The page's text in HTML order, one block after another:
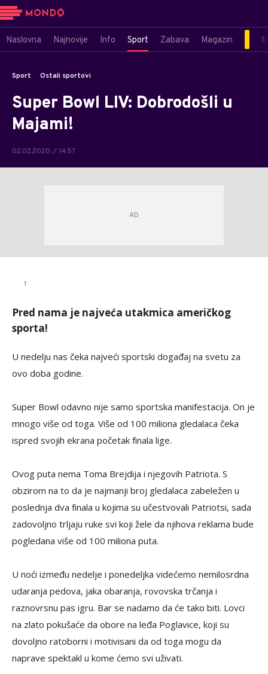
Naslovna Najnovije Info Sport Zabava Magazin
Sport Ostali sportovi
Super Bowl LIV: Dobrodošli u
Majami!
02.02.2020. / 14:57
AUTOR
1
Pred nama je najveća utakmica američkog
sporta!
U nedelju nas čeka najveći sportski događaj na svetu za
ovo doba godine.
Super Bowl odavno nije samo sportska manifestacija. On je
mnogo više od toga. Više od 100 miliona gledalaca čeka
ispred svojih ekrana početak finala lige.
Ovog puta nema Toma Brejdija i njegovih Patriota. S
obzirom na to da je najmanji broj gledalaca zabeležen u
poslednja dva finala u kojima su učestvovali Patriotsi, sada
zadovoljno trljaju ruke svi koji žele da njihova reklama bude
pogledana više od 100 miliona puta.
U noći između nedelje i ponedeljka videćemo nemilosrdna
udaranja pedova, jaka obaranja, rovovska trčanja i
raznovrsnu pas igru. Bar se nadamo da će tako biti. Lovci
na zlato pokušaće da obore na leđa Poglavice, koji su
dovoljno ratoborni i motivisani da od toga mogu da
naprave spektakl u kome ćemo svi uživati.